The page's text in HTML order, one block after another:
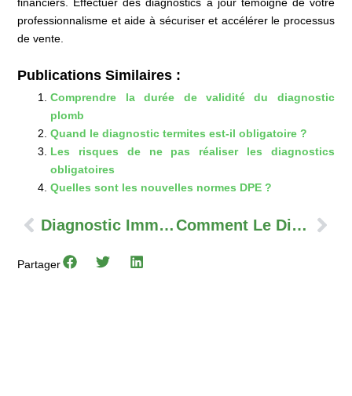
professionnalisme et aide à sécuriser et accélérer le processus
de vente.
Publications Similaires :
Comprendre la durée de validité du diagnostic
plomb
Quand le diagnostic termites est-il obligatoire ?
Les risques de ne pas réaliser les diagnostics
obligatoires
Quelles sont les nouvelles normes DPE ?
Précédent Diagnostic Immobilier : Quelles Sanctions En Cas De Non-Conformité ? Comment Le Diagnostic Immobilier Impacte-T-Il La Valeur D’un Bien ?
Partager